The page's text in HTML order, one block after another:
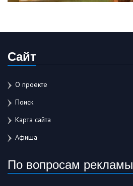
Сайт
О проекте
Поиск
Карта сайта
Афиша
По вопросам рекламы